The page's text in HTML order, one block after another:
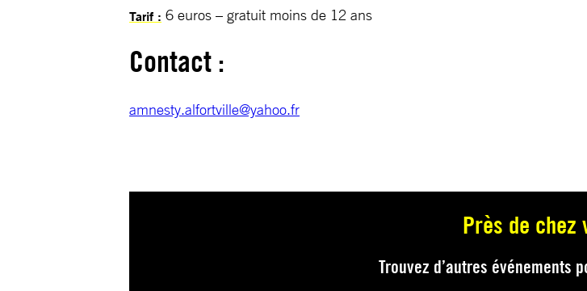
Tarif : 6 euros – gratuit moins de 12 ans
Contact :
amnesty.alfortville@yahoo.fr
Près de chez
Trouvez d’autres événements